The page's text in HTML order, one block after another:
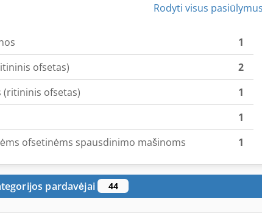
Rodyti visus
1
ofsetas)
2
(ritininis ofsetas)
1
1
ofsetinėms spausdinimo mašinoms
1
pardavėjai 44